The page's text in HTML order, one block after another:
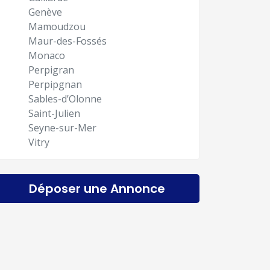
Genève
Mamoudzou
Maur-des-Fossés
Monaco
Perpigran
Perpipgnan
Sables-d’Olonne
Saint-Julien
Seyne-sur-Mer
Vitry
Déposer une Annonce